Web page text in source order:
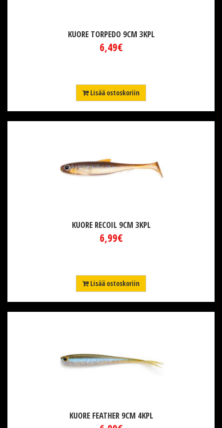
KUORE TORPEDO 9CM 3KPL
6,49€
Lisää ostoskoriin
KUORE RECOIL 9CM 3KPL
6,99€
Lisää ostoskoriin
KUORE FEATHER 9CM 4KPL